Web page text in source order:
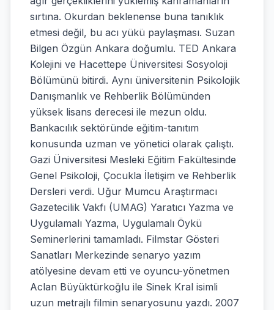
sırtına. Okurdan beklenense buna tanıklık
etmesi değil, bu acı yükü paylaşması. Suzan
Bilgen Özgün Ankara doğumlu. TED Ankara
Kolejini ve Hacettepe Üniversitesi Sosyoloji
Bölümünü bitirdi. Aynı üniversitenin Psikolojik
Danışmanlık ve Rehberlik Bölümünden
yüksek lisans derecesi ile mezun oldu.
Bankacılık sektöründe eğitim-tanıtım
konusunda uzman ve yönetici olarak çalıştı.
Gazi Üniversitesi Mesleki Eğitim Fakültesinde
Genel Psikoloji, Çocukla İletişim ve Rehberlik
Dersleri verdi. Uğur Mumcu Araştırmacı
Gazetecilik Vakfı (UMAG) Yaratıcı Yazma ve
Uygulamalı Yazma, Uygulamalı Öykü
Seminerlerini tamamladı. Filmstar Gösteri
Sanatları Merkezinde senaryo yazım
atölyesine devam etti ve oyuncu-yönetmen
Aclan Büyüktürkoğlu ile Sinek Kral isimli
uzun metrajlı filmin senaryosunu yazdı. 2007